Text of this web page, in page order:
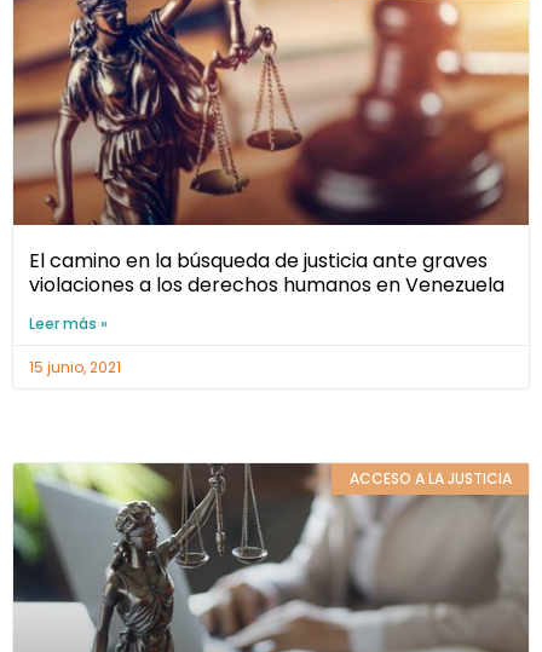
El camino en la búsqueda de justicia ante graves
violaciones a los derechos humanos en Venezuela
Leer más »
15 junio, 2021
ACCESO A LA JUSTICIA